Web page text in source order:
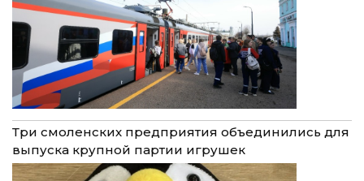
Три смоленских предприятия объединились для
выпуска крупной партии игрушек